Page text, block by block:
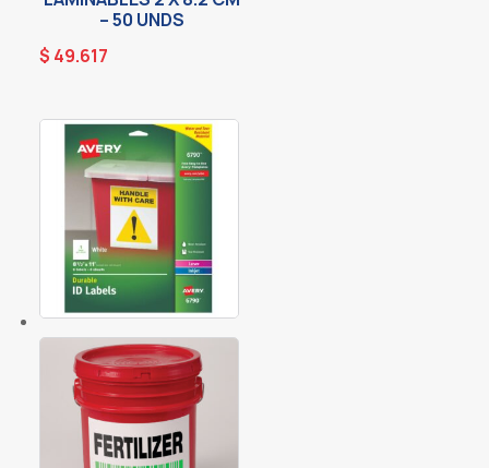
– 50 UNDS
$ 49.617